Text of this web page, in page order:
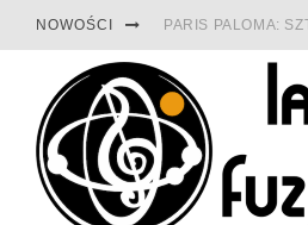
NOWOŚCI PARIS PALOMA:
TABULA RASA Z
CINNAMON GUM
FRANCUSKI
LESZEK